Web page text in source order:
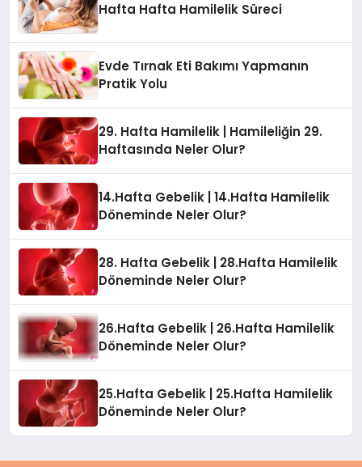
Hafta Hafta Hamilelik Süreci
Evde Tırnak Eti Bakımı Yapmanın
Pratik Yolu
29. Hafta Hamilelik | Hamileliğin 29.
Haftasında Neler Olur?
14.Hafta Gebelik | 14.Hafta Hamilelik
Döneminde Neler Olur?
28. Hafta Gebelik | 28.Hafta Hamilelik
Döneminde Neler Olur?
26.Hafta Gebelik | 26.Hafta Hamilelik
Döneminde Neler Olur?
25.Hafta Gebelik | 25.Hafta Hamilelik
Döneminde Neler Olur?